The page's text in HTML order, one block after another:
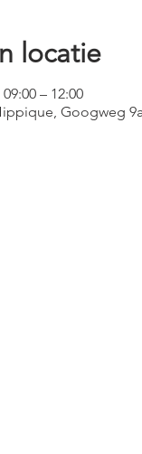
locatie
– 12:00
Googweg